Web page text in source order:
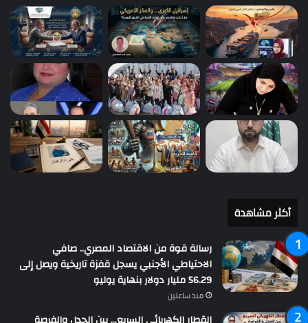
أكثر مشاهدة
رسالة قوة من الاقتصاد المصري.. صافي
الاحتياطي الأجنبي يسجل قفزة تاريخية ويصل إلى
56.29 مليار دولار بنهاية يوليو
منذ ساعتين